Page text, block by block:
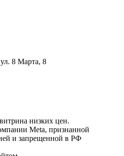
8 Марта, 8
низких цен.
Meta, признанной
и запрещенной в РФ